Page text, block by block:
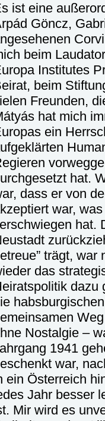
ist eine
Göncz,
beim
Institutes
beim
Freunden,
hat mich
ein
hat.
dass er von
war,
hat.
trägt,
das
dazu
Nostalgie –
1941
war,
ein Österreich
Jahr besser
Mir wird es